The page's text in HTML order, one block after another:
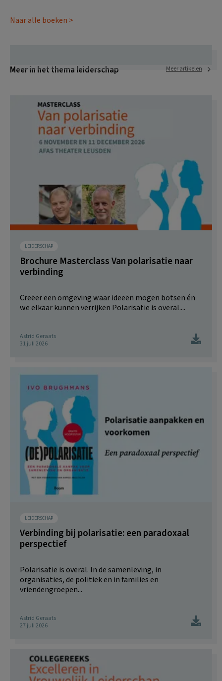
Naar alle boeken >
Meer in het thema leiderschap Meer artikelen
LEIDERSCHAP
Brochure Masterclass Van polarisatie naar
verbinding
Creëer een omgeving waar ideeën mogen botsen én
we elkaar kunnen verrijken Polarisatie is overal....
Astrid Geraats
31 juli 2026
LEIDERSCHAP
Verbinding bij polarisatie: een paradoxaal
perspectief
Polarisatie is overal. In de samenleving, in
organisaties, de politiek en in families en
vriendengroepen...
Astrid Geraats
27 juli 2026